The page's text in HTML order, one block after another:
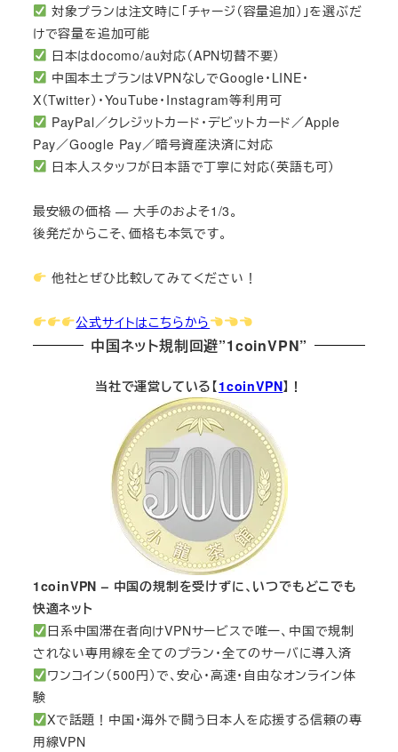
対象プランは注文時に「チャージ（容量追加）」を選ぶだ
けで容量を追加可能
日本はdocomo/au対応（APN切替不要）
中国本土プランはVPNなしでGoogle・LINE・
X（Twitter）・YouTube・Instagram等利用可
PayPal／クレジットカード・デビットカード／Apple
Pay／Google Pay／暗号資産決済に対応
日本人スタッフが日本語で丁寧に対応（英語も可）
最安級の価格 — 大手のおよそ1/3。
後発だからこそ、価格も本気です。
他社とぜひ比較してみてください！
公式サイトはこちらから
中国ネット規制回避”1coinVPN”
当社で運営している【1coinVPN】！
1coinVPN – 中国の規制を受けずに、いつでもどこでも
快適ネット
日系中国滞在者向けVPNサービスで唯一、中国で規制
されない専用線を全てのプラン・全てのサーバに導入済
ワンコイン（500円）で、安心・高速・自由なオンライン体
験
Xで話題！中国・海外で闘う日本人を応援する信頼の専
用線VPN